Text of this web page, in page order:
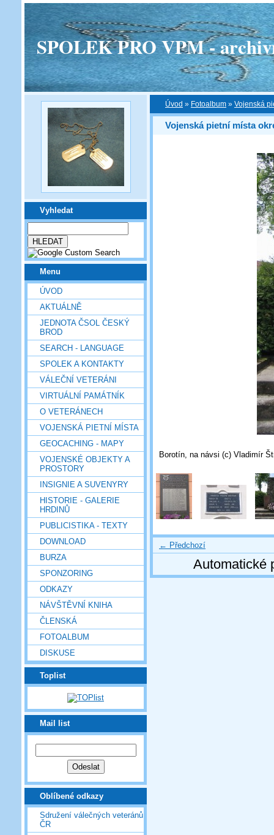
SPOLEK PRO VPM -
Vyhledat
Menu
ÚVOD
AKTUÁLNĚ
JEDNOTA ČSOL ČESKÝ
BROD
SEARCH - LANGUAGE
SPOLEK A KONTAKTY
VÁLEČNÍ VETERÁNI
VIRTUÁLNÍ PAMÁTNÍK
O VETERÁNECH
VOJENSKÁ PIETNÍ MÍSTA
GEOCACHING - MAPY
VOJENSKÉ OBJEKTY A
PROSTORY
INSIGNIE A SUVENYRY
HISTORIE - GALERIE
HRDINŮ
PUBLICISTIKA - TEXTY
DOWNLOAD
BURZA
SPONZORING
ODKAZY
NÁVŠTĚVNÍ KNIHA
ČLENSKÁ
FOTOALBUM
DISKUSE
Toplist
Mail list
Oblíbené odkazy
Sdružení válečných veteránů
ČR
Úvod » Fotoalbum » Vojenská
Vojenská pietní místa
Borotín, na návsi (c) Vladimír
← Předchozí
Automatické